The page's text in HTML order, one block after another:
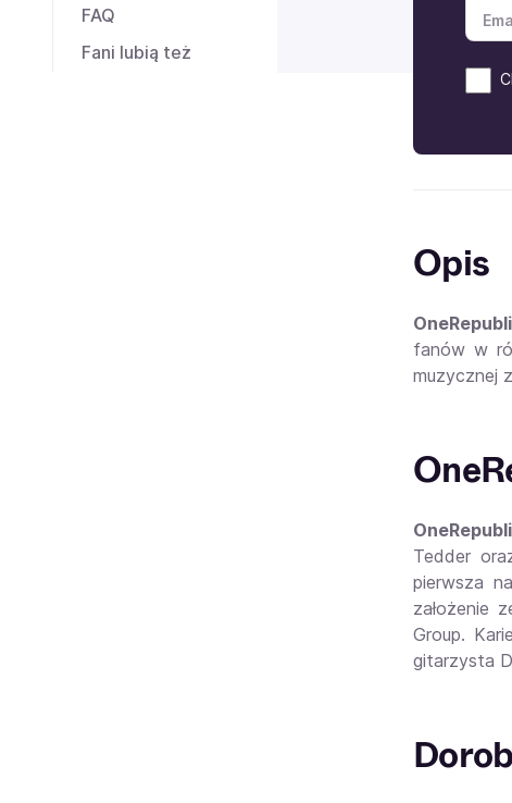
FAQ
Fani lubią też
Opis
fanów w
muzycznej
Tedder
pierwsza
założenie
Group.
gitarzysta